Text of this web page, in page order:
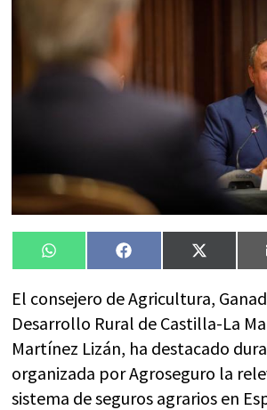
Compartir
en
WhatsAppCompartir
en
Facebook
en
X
El consejero de Agricultura,
Desarrollo Rural de Castilla-La
Martínez Lizán, ha destacado
organizada por Agroseguro la
sistema de seguros agrarios en